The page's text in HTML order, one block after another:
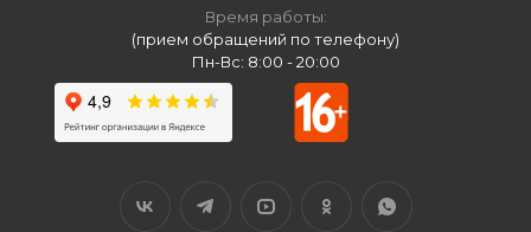
Время работы:
(прием обращений по телефону)
Пн-Вс: 8:00 - 20:00